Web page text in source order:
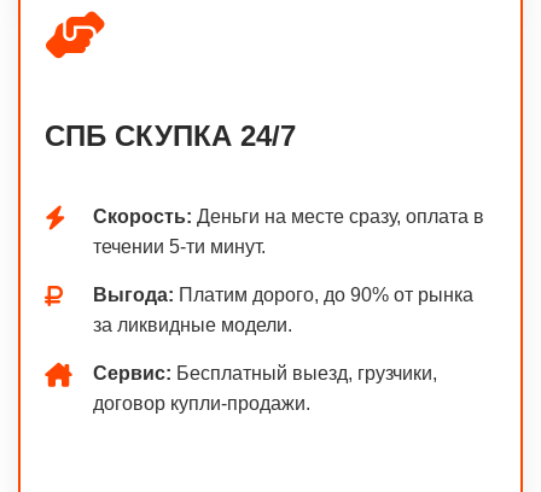
СПБ СКУПКА 24/7
Скорость: Деньги на месте сразу, оплата в
течении 5-ти минут.
Выгода: Платим дорого, до 90% от рынка
за ликвидные модели.
Сервис: Бесплатный выезд, грузчики,
договор купли-продажи.